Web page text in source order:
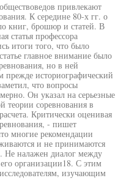
привлекают
К середине 80-х гг. о
книг, брошюр и статей. В
статья профессора
итоги того, что было
главное внимание было
но в ней
прежде историографический
что вопросы
Он указал на серьезные
теории соревнования в
Критически оценивая
- пишет
многие рекомендации
и не принимаются
Не налажен диалог между
организации18. С этим
изучающим